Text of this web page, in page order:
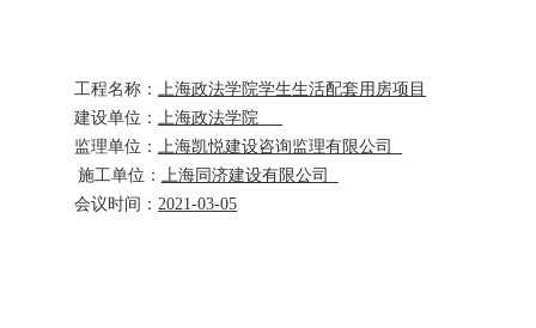
工程名称：
上海政法学院学生生活配套用房项目
建设单位：
上海政法学院
监理单位：
上海凯悦建设咨询监理有限公司
施工单位：
上海同济建设有限公司
会议时间： 2021-03-05